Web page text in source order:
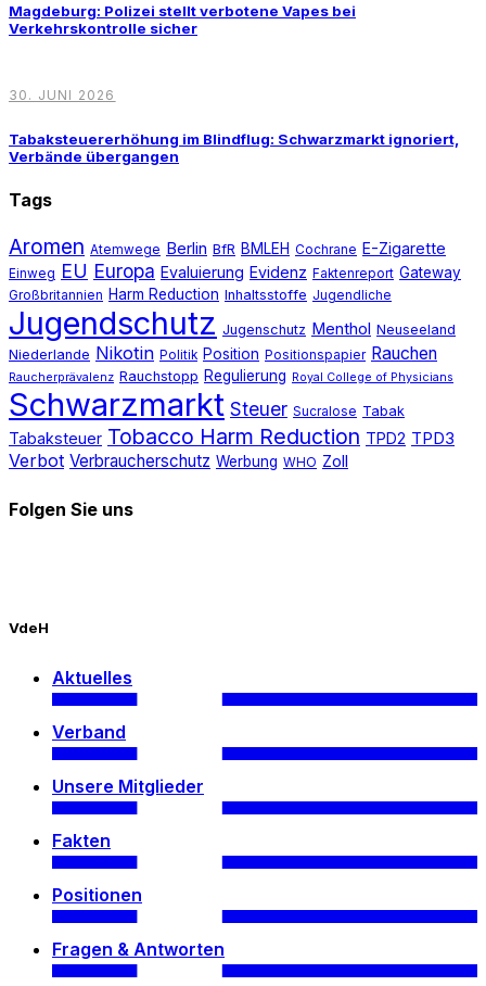
Magdeburg: Polizei stellt verbotene Vapes bei
Verkehrskontrolle sicher
30. JUNI 2026
Tabaksteuererhöhung im Blindflug: Schwarzmarkt ignoriert,
Verbände übergangen
Tags
Aromen Atemwege Berlin BfR BMLEH Cochrane E-Zigarette
Einweg EU Europa Evaluierung Evidenz Faktenreport Gateway
Großbritannien Harm Reduction Inhaltsstoffe Jugendliche
Jugendschutz Jugenschutz Menthol Neuseeland
Niederlande Nikotin Politik Position Positionspapier Rauchen
Raucherprävalenz Rauchstopp Regulierung Royal College of Physicians
Schwarzmarkt Steuer Sucralose Tabak
Tabaksteuer Tobacco Harm Reduction TPD2 TPD3
Verbot Verbraucherschutz Werbung WHO Zoll
Folgen Sie uns
VdeH
Aktuelles
Verband
Unsere Mitglieder
Fakten
Positionen
Fragen & Antworten